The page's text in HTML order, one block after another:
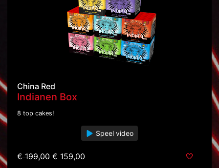
China Red
Indianen Box
8 top cakes!
Speel video
€ 199,00 € 159,00